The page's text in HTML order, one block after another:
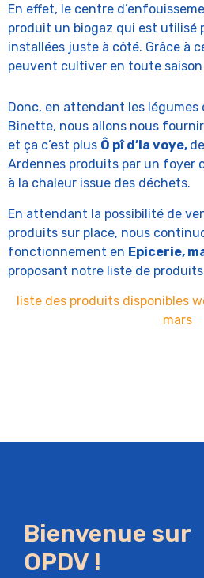
En effet, le centre
produit un biogaz qui est utilisé
installées juste à côté. Grâce à
peuvent cultiver en toute
Donc, en attendant les légumes
Binette, nous allons nous
et ça c’est plus Ô pî d’la voye,
Ardennes produits par un foyer
à la chaleur issue des déchets.
En attendant la possibilité de
produits sur place, nous
fonctionnement en Epicerie,
proposant notre liste de
liste des produits disponibles
mars
Bienvenue sur
OPDV !